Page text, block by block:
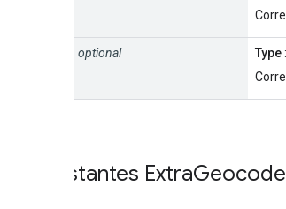
optional Type:
Constantes ExtraGeocode